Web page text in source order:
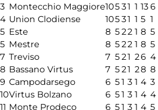
3 Montecchio Maggiore10531 1 136
4 Union Clodiense 10531 1 5 1
5 Este 8 522 1 8 5
5 Mestre 8 522 1 8 5
7 Treviso 7 521 26 4
8 Bassano Virtus 7 521 28 8
9 Campodarsego 6 51 3 1 4 3
10Virtus Bolzano 6 51 3 1 4 4
11 Monte Prodeco 6 51 3 1 4 5